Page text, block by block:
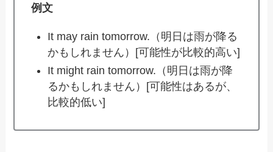
例文
It may rain tomorrow.（明日は雨が降る
かもしれません）[可能性が比較的高い]
It might rain tomorrow.（明日は雨が降
るかもしれません）[可能性はあるが、
比較的低い]